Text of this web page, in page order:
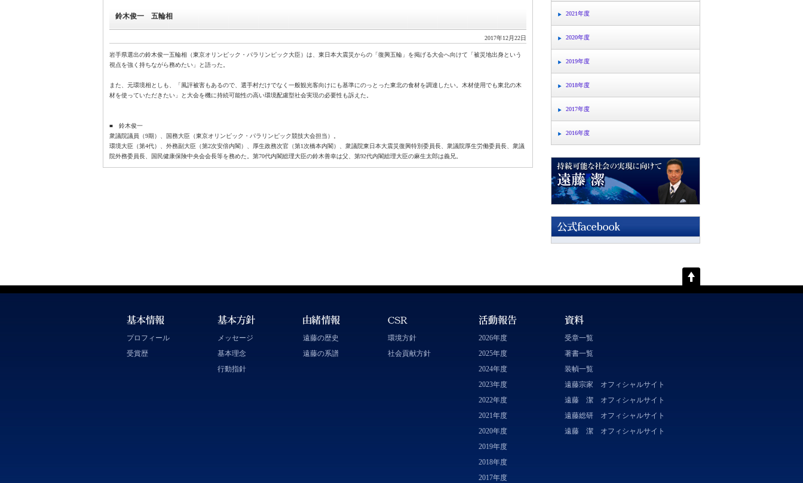
2021年度
2020年度
2019年度
2018年度
2017年度
2016年度
鈴木俊一 五輪相
2017年12月22日
岩手県選出の鈴木俊一五輪相（東京オリンピック・パラリンピック大臣）は、東日本大震災からの「復興五輪」を掲げる大会へ向けて「被災地出身という
視点を強く持ちながら務めたい」と語った。
また、元環境相としも、「風評被害もあるので、選手村だけでなく一般観光客向けにも基準にのっとった東北の食材を調達したい。木材使用でも東北の木
材を使っていただきたい」と大会を機に持続可能性の高い環境配慮型社会実現の必要性も訴えた。
■ 鈴木俊一
衆議院議員（9期）、国務大臣（東京オリンピック・パラリンピック競技大会担当）。
環境大臣（第4代）、外務副大臣（第2次安倍内閣）、厚生政務次官（第1次橋本内閣）、衆議院東日本大震災復興特別委員長、衆議院厚生労働委員長、衆議
院外務委員長、国民健康保険中央会会長等を務めた。第70代内閣総理大臣の鈴木善幸は父、第92代内閣総理大臣の麻生太郎は義兄。
プロフィール
受賞歴
メッセージ
基本理念
行動指針
遠藤の歴史
遠藤の系譜
環境方針
社会貢献方針
2026年度
2025年度
2024年度
2023年度
2022年度
2021年度
2020年度
2019年度
2018年度
2017年度
受章一覧
著書一覧
装幀一覧
遠藤宗家 オフィシャルサイト
遠藤 潔 オフィシャルサイト
遠藤総研 オフィシャルサイト
遠藤 潔 オフィシャルサイト